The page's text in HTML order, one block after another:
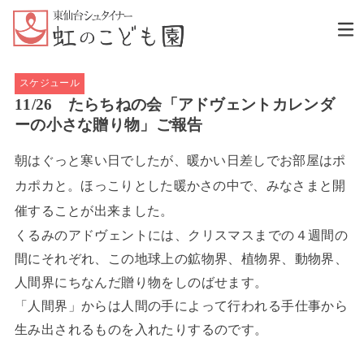
スケジュール
11/26 たらちねの会「アドヴェントカレンダ
ーの小さな贈り物」ご報告
朝はぐっと寒い日でしたが、暖かい日差しでお部屋はポ
カポカと。ほっこりとした暖かさの中で、みなさまと開
催することが出来ました。
くるみのアドヴェントには、クリスマスまでの４週間の
間にそれぞれ、この地球上の鉱物界、植物界、動物界、
人間界にちなんだ贈り物をしのばせます。
「人間界」からは人間の手によって行われる手仕事から
生み出されるものを入れたりするのです。